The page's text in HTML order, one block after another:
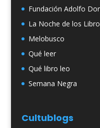
Fundación Adolfo
La Noche de los
Melobusco
Qué leer
Qué libro leo
Semana Negra
Cultublogs